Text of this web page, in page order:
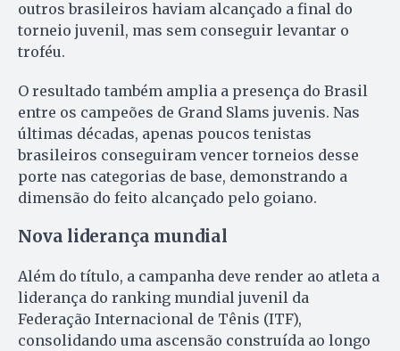
outros brasileiros haviam alcançado a final do
torneio juvenil, mas sem conseguir levantar o
troféu.
O resultado também amplia a presença do Brasil
entre os campeões de Grand Slams juvenis. Nas
últimas décadas, apenas poucos tenistas
brasileiros conseguiram vencer torneios desse
porte nas categorias de base, demonstrando a
dimensão do feito alcançado pelo goiano.
Nova liderança mundial
Além do título, a campanha deve render ao atleta a
liderança do ranking mundial juvenil da
Federação Internacional de Tênis (ITF),
consolidando uma ascensão construída ao longo